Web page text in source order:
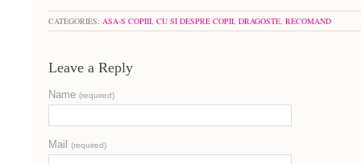
CATEGORIES: ASA-S COPIII, CU SI DESPRE COPII, DRAGOSTE, RECOMAND
Leave a Reply
Name (required)
Mail (required)